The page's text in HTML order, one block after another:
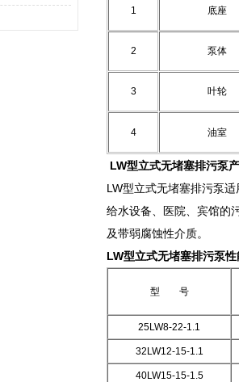
1 底座
2 泵体
3 叶轮
4 油室
LW型立式无堵塞排污泵
LW型立式无堵塞排污泵
给水设备、医院、宾馆的
及带弱腐蚀性介质。
LW型立式无堵塞排污泵性
型 号
25LW8-22-1.1
32LW12-15-1.1
40LW15-15-1.5